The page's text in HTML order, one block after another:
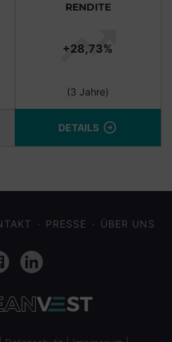
RENDITE
+28,73%
(3 Jahre)
DETAILS
PRESSE ÜBER UNS
LinkedIn